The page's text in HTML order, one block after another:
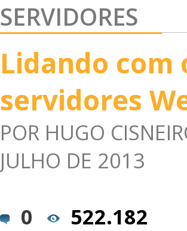
SERVIDORES
Lidando com
servidores
POR HUGO
JULHO DE 2013
0
522.182